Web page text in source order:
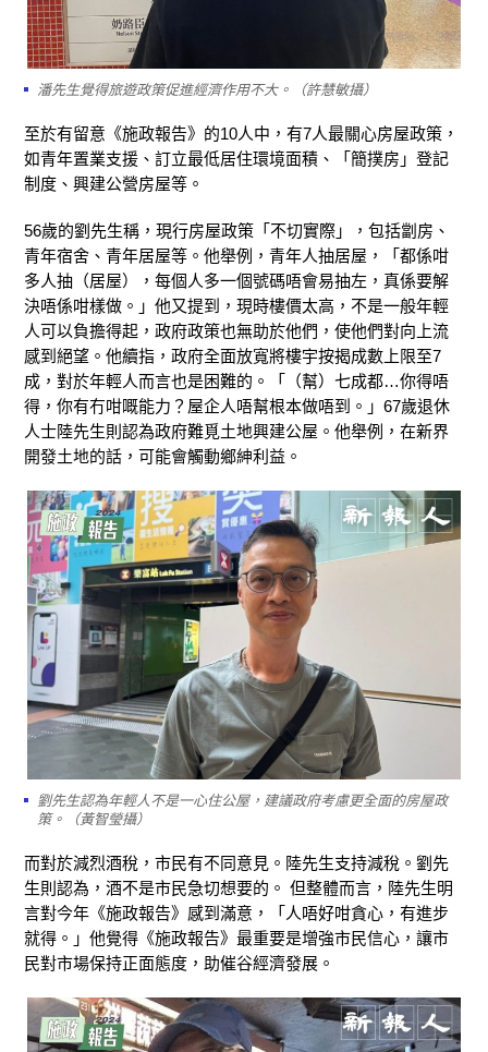
潘先生覺得旅遊政策促進經濟作用不大。（許慧敏攝）
至於有留意《施政報告》的10人中，有7人最關心房屋政策，
如青年置業支援、訂立最低居住環境面積、「簡撲房」登記
制度、興建公營房屋等。
56歲的劉先生稱，現行房屋政策「不切實際」，包括劏房、
青年宿舍、青年居屋等。他舉例，青年人抽居屋，「都係咁
多人抽（居屋），每個人多一個號碼唔會易抽左，真係要解
決唔係咁樣做。」他又提到，現時樓價太高，不是一般年輕
人可以負擔得起，政府政策也無助於他們，使他們對向上流
感到絕望。他續指，政府全面放寬將樓宇按揭成數上限至7
成，對於年輕人而言也是困難的。「（幫）七成都…你得唔
得，你有冇咁嘅能力？屋企人唔幫根本做唔到。」67歲退休
人士陸先生則認為政府難覓土地興建公屋。他舉例，在新界
開發土地的話，可能會觸動鄉紳利益。
劉先生認為年輕人不是一心住公屋，建議政府考慮更全面的房屋政
策。（黃智瑩攝）
而對於減烈酒稅，市民有不同意見。陸先生支持減稅。劉先
生則認為，酒不是市民急切想要的。 但整體而言，陸先生明
言對今年《施政報告》感到滿意，「人唔好咁貪心，有進步
就得。」他覺得《施政報告》最重要是增強市民信心，讓市
民對市場保持正面態度，助催谷經濟發展。